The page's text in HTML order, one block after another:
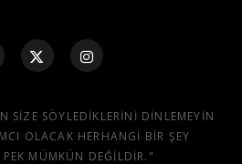
SIZE SÖYLEDIKLERINI DINLEMEYIN
OLACAK HERHANGI BIR ŞEY
PEK MÜMKÜN DEĞILDIR."